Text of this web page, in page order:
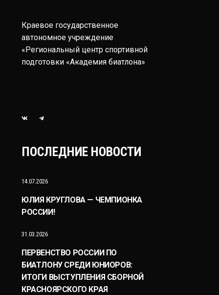
Краевое государственное
автономное учреждение
«Региональный центр спортивной
подготовки «Академия биатлона»
ПОСЛЕДНИЕ НОВОСТИ
14.07.2026
ЮЛИЯ КРУГЛОВА — ЧЕМПИОНКА
РОССИИ!
31.03.2026
ПЕРВЕНСТВО РОССИИ ПО
БИАТЛОНУ СРЕДИ ЮНИОРОВ:
ИТОГИ ВЫСТУПЛЕНИЯ СБОРНОЙ
КРАСНОЯРСКОГО КРАЯ